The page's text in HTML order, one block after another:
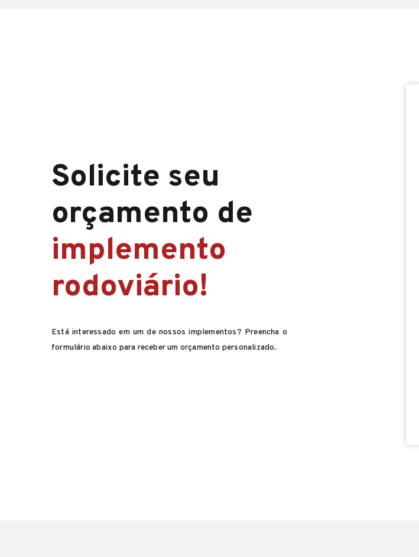
Solicite seu
orçamento de
implemento
rodoviário!
Está interessado em um de nossos implementos? Preencha o
formulário abaixo para receber um orçamento personalizado.